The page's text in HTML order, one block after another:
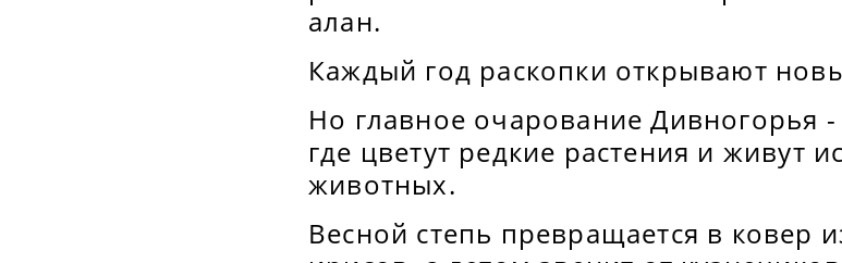
алан.
Каждый год раскопки открывают
Но главное очарование Дивногорья
где цветут редкие растения и живут
животных.
Весной степь превращается в ковер